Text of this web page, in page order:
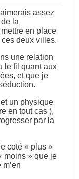
assez
la
en place
deux villes.
une relation
le fil quant aux
et que je
un physique
en tout cas ),
par la
coté « plus »
moins » que je